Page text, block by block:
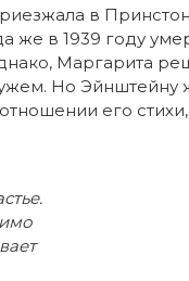
в
же в 1939 году
Маргарита
Но Эйнштейну
его